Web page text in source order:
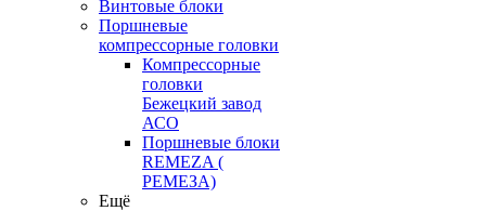
Винтовые блоки
Поршневые
компрессорные головки
Компрессорные
головки
Бежецкий завод
АСО
Поршневые блоки
REMEZA (
РЕМЕЗА)
Ещё